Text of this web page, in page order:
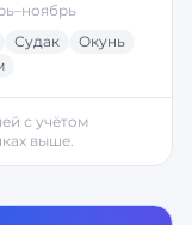
Судак
Окунь
с учётом
выше.